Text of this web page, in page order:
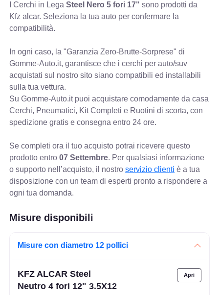
I Cerchi in LegaSteel Nero 5 fori 17" sono prodotti da
Kfz alcar. Seleziona la tua auto per confermare la
compatibilità.
In ogni caso, la "Garanzia Zero-Brutte-Sorprese" di
Gomme-Auto.it, garantisce che i cerchi per auto/suv
acquistati sul nostro sito siano compatibili ed installabili
sulla tua vettura.
Su Gomme-Auto.it puoi acquistare comodamente da casa
Cerchi, Pneumatici, Kit Completi e Ruotini di scorta, con
spedizione gratis e consegna entro 24 ore.
Se completi ora il tuo acquisto potrai ricevere questo
prodotto entro07 Settembre. Per qualsiasi informazione
o supporto nell’acquisto, il nostroservizio clienti è a tua
disposizione con un team di esperti pronto a rispondere a
ogni tua domanda.
Misure disponibili
Misure con diametro 12 pollici
KFZ ALCAR Steel
Neutro 4 fori 12" 3.5X12